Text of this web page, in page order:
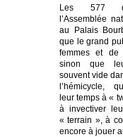
Les 577
l’Assemblée
au Palais
que le grand
femmes et de
sinon que
souvent vide
l’hémicycle,
leur temps à «
à invectiver
« terrain », à
encore à jouer